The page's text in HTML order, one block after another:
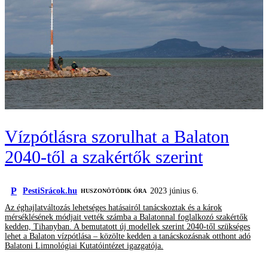
Vízpótlásra szorulhat a Balaton
2040-től a szakértők szerint
P PestiSrácok.hu HUSZONÖTÖDIK ÓRA 2023 június 6.
Az éghajlatváltozás lehetséges hatásairól tanácskoztak és a károk
mérséklésének módjait vették számba a Balatonnal foglalkozó szakértők
kedden, Tihanyban. A bemutatott új modellek szerint 2040-től szükséges
lehet a Balaton vízpótlása – közölte kedden a tanácskozásnak otthont adó
Balatoni Limnológiai Kutatóintézet igazgatója.